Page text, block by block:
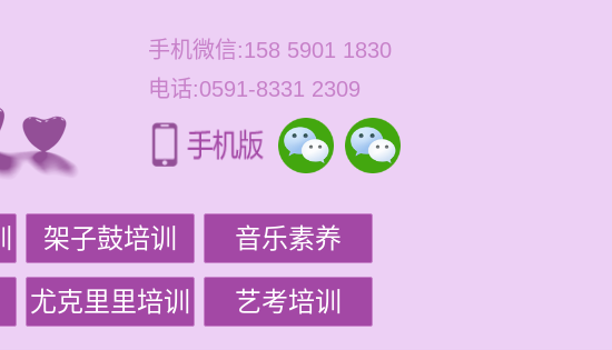
手机微信:158 5901 1830
电话:0591-8331 2309
架子鼓培训 音乐素养
尤克里里培训 艺考培训